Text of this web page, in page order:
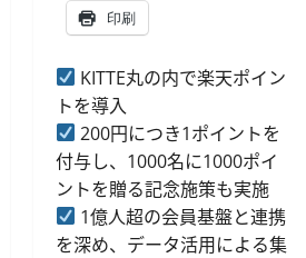
印刷
KITTE丸の内で楽天ポイン
トを導入
200円につき1ポイントを
付与し、1000名に1000ポイ
ントを贈る記念施策も実施
1億人超の会員基盤と連携
を深め、データ活用による集